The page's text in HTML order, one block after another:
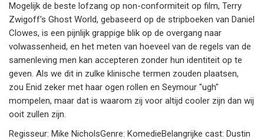
Mogelijk de beste lofzang op non-conformiteit op film, Terry
Zwigoff's Ghost World, gebaseerd op de stripboeken van Daniel
Clowes, is een pijnlijk grappige blik op de overgang naar
volwassenheid, en het meten van hoeveel van de regels van de
samenleving men kan accepteren zonder hun identiteit op te
geven. Als we dit in zulke klinische termen zouden plaatsen,
zou Enid zeker met haar ogen rollen en Seymour "ugh"
mompelen, maar dat is waarom zij voor altijd cooler zijn dan wij
ooit zullen zijn.
Regisseur: Mike NicholsGenre: KomedieBelangrijke cast: Dustin